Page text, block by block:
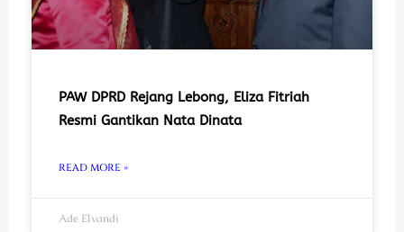
PAW DPRD Rejang Lebong, Eliza Fitriah
Resmi Gantikan Nata Dinata
READ MORE »
Ade Elvandi